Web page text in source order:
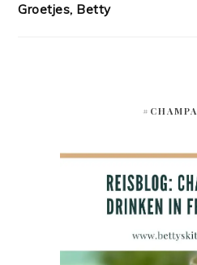
Groetjes, Betty